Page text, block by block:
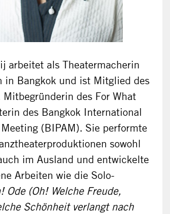
arbeitet als Theatermacherin
in Bangkok und ist Mitglied des
Mitbegründerin des For What
des Bangkok International
(BIPAM). Sie performte
sowohl
im Ausland und entwickelte
Arbeiten wie die Solo-
Ode (Oh! Welche Freude,
Schönheit verlangt nach